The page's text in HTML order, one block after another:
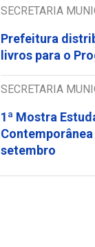
SECRETARIA
Prefeitura
livros para o
SECRETARIA
1ª Mostra
setembro